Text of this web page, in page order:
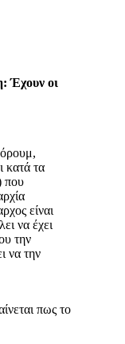
Έχουν οι
κατά τα
που
είναι
να έχει
την
να την
πως το